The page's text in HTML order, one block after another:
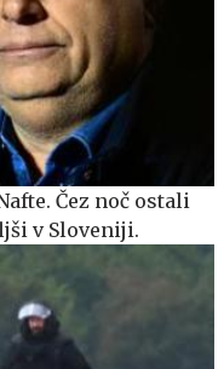
Čez noč ostali
v Sloveniji.